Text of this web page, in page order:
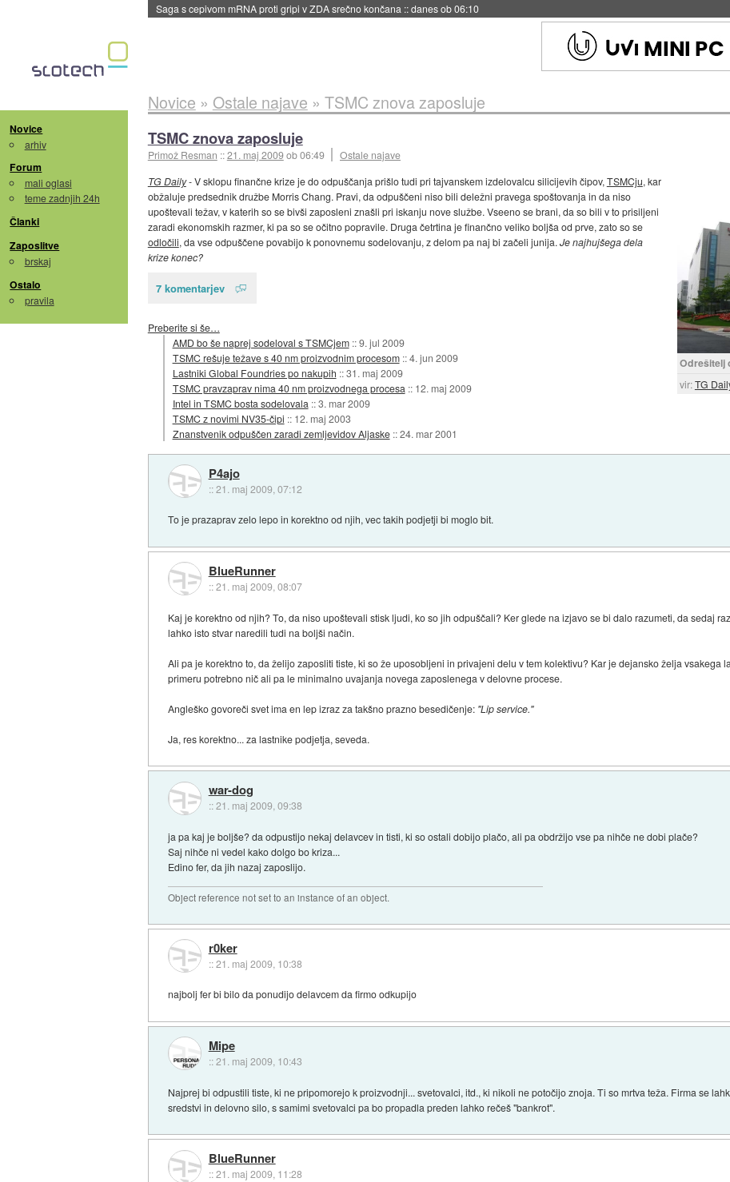
BMW v vozilih začel predvajati reklame::danes ob 06:09
Novice
arhiv
Forum
mali oglasi
teme zadnjih 24h
Članki
Zaposlitve
brskaj
Ostalo
pravila
Novice » Ostale najave » TSMC znova zaposluje
TSMC znova zaposluje
Primož Resman ::21. maj 2009ob 06:49 Ostale najave
Odrešitelj
vir:TG
TG Daily- V sklopu finančne krize je do odpuščanja prišlo tudi pri tajvanskem izdelovalcu silicijevih čipov, TSMCju, kar
obžaluje predsednik družbe Morris Chang. Pravi, da odpuščeni niso bili deležni pravega spoštovanja in da niso
upoštevali težav, v katerih so se bivši zaposleni znašli pri iskanju nove službe. Vseeno se brani, da so bili v to prisiljeni
zaradi ekonomskih razmer, ki pa so se očitno popravile. Druga četrtina je finančno veliko boljša od prve, zato so se
odločili, da vse odpuščene povabijo k ponovnemu sodelovanju, z delom pa naj bi začeli junija. Je najhujšega dela
krize konec?
7 komentarjev
Preberite si še…
AMD bo še naprej sodeloval s TSMCjem ::9. jul 2009
TSMC rešuje težave s 40 nm proizvodnim procesom ::4. jun 2009
Lastniki Global Foundries po nakupih ::31. maj 2009
TSMC pravzaprav nima 40 nm proizvodnega procesa :: 12. maj 2009
Intel in TSMC bosta sodelovala ::3. mar 2009
TSMC z novimi NV35-čipi :: 12. maj 2003
Znanstvenik odpuščen zaradi zemljevidov Aljaske ::24. mar 2001
P4ajo
::21. maj 2009, 07:12
To je prazaprav zelo lepo in korektno od njih, vec takih podjetji bi moglo bit.
BlueRunner
::21. maj 2009, 08:07
Kaj je korektno od njih? To, da niso upoštevali stisk ljudi, ko so jih odpuščali? Ker glede na izjavo se bi dalo razumeti, da sedaj
lahko isto stvar naredili tudi na boljši način.
Ali pa je korektno to, da želijo zaposliti tiste, ki so že uposobljeni in privajeni delu v tem kolektivu? Kar je dejansko želja vsakega
primeru potrebno nič ali pa le minimalno uvajanja novega zaposlenega v delovne procese.
Angleško govoreči svet ima en lep izraz za takšno prazno besedičenje: "Lip service."
Ja, res korektno... za lastnike podjetja, seveda.
war-dog
::21. maj 2009, 09:38
ja pa kaj je boljše? da odpustijo nekaj delavcev in tisti, ki so ostali dobijo plačo, ali pa obdržijo vse pa nihče ne dobi plače?
Saj nihče ni vedel kako dolgo bo kriza...
Edino fer, da jih nazaj zaposlijo.
Object reference not set to an instance of an object.
r0ker
::21. maj 2009, 10:38
najbolj fer bi bilo da ponudijo delavcem da firmo odkupijo
Mipe
::21. maj 2009, 10:43
Najprej bi odpustili tiste, ki ne pripomorejo k proizvodnji... svetovalci, itd., ki nikoli ne potočijo znoja. Ti so mrtva teža. Firma se
sredstvi in delovno silo, s samimi svetovalci pa bo propadla preden lahko rečeš "bankrot".
BlueRunner
::21. maj 2009, 11:28